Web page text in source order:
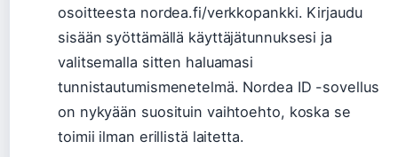
osoitteesta nordea.fi/verkkopankki. Kirjaudu
sisään syöttämällä käyttäjätunnuksesi ja
valitsemalla sitten haluamasi
tunnistautumismenetelmä. Nordea ID -sovellus
on nykyään suosituin vaihtoehto, koska se
toimii ilman erillistä laitetta.